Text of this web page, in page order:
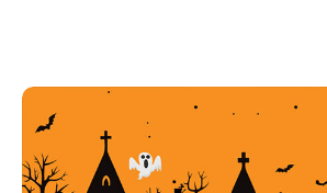
Política de Cookies
Acompanhe a Leiria Agenda
CULTURA